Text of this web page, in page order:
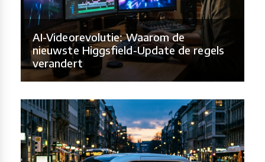
AI-Videorevolutie: Waarom de
nieuwste Higgsfield-Update de regels
verandert